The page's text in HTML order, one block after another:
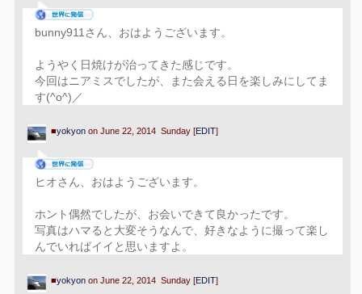
bunny911さん、おはようございます。
ようやく日焼けが治ってきた感じです。
今回はニアミスでしたが、また会える日を楽しみにしてま
す(^o^)／
■yokyonon June 22, 2014 Sunday [EDIT]
ヒオさん、おはようございます。
ホント偶然でしたが、お会いできて良かったです。
写真はハマると大変そうなんで、好きなように撮って楽し
んでいればイイと思いますよ。
■yokyonon June 22, 2014 Sunday [EDIT]